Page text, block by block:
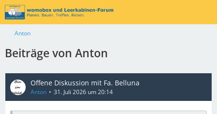
Anton
Beiträge von Anton
Offene Diskussion mit Fa. Belluna
Anton 31. Juli 2026 um 20:14